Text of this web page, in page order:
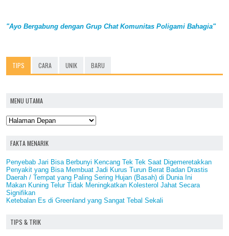
"Ayo Bergabung dengan Grup Chat Komunitas Poligami Bahagia"
TIPS CARA UNIK BARU
MENU UTAMA
FAKTA MENARIK
Penyebab Jari Bisa Berbunyi Kencang Tek Tek Saat Digemeretakkan
Penyakit yang Bisa Membuat Jadi Kurus Turun Berat Badan Drastis
Daerah / Tempat yang Paling Sering Hujan (Basah) di Dunia Ini
Makan Kuning Telur Tidak Meningkatkan Kolesterol Jahat Secara
Signifikan
Ketebalan Es di Greenland yang Sangat Tebal Sekali
TIPS & TRIK